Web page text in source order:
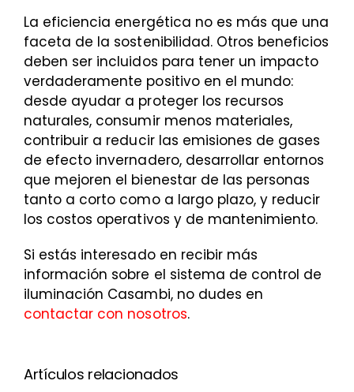
La eficiencia energética no es más que una
faceta de la sostenibilidad. Otros beneficios
deben ser incluidos para tener un impacto
verdaderamente positivo en el mundo:
desde ayudar a proteger los recursos
naturales, consumir menos materiales,
contribuir a reducir las emisiones de gases
de efecto invernadero, desarrollar entornos
que mejoren el bienestar de las personas
tanto a corto como a largo plazo, y reducir
los costos operativos y de mantenimiento.
Si estás interesado en recibir más
información sobre el sistema de control de
iluminación Casambi, no dudes en
contactar con nosotros.
Artículos relacionados